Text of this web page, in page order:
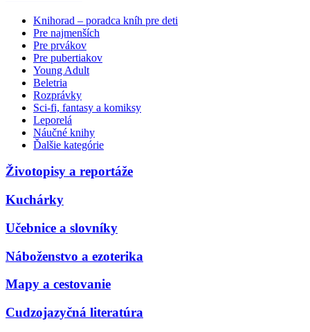
Knihorad – poradca kníh pre deti
Pre najmenších
Pre prvákov
Pre pubertiakov
Young Adult
Beletria
Rozprávky
Sci-fi, fantasy a komiksy
Leporelá
Náučné knihy
Ďalšie kategórie
Životopisy a reportáže
Kuchárky
Učebnice a slovníky
Náboženstvo a ezoterika
Mapy a cestovanie
Cudzojazyčná literatúra